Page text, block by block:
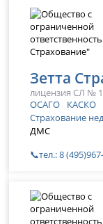
Зетта
лицензия СЛ №
ОСАГО
КАСКО
Страхование
ДМС
📞тел.: 8